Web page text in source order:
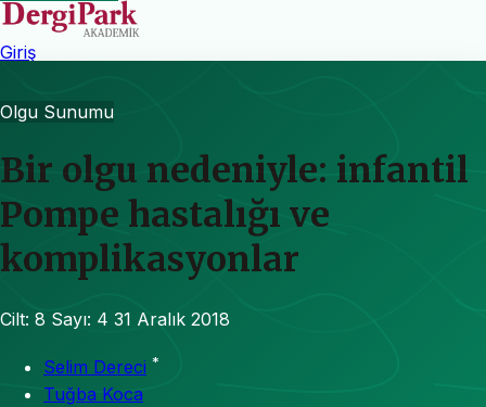
Giriş
Olgu Sunumu
Bir olgu nedeniyle: infantil
Pompe hastalığı ve
komplikasyonlar
Cilt: 8 Sayı: 4 31 Aralık 2018
Selim Dereci *
Tuğba Koca